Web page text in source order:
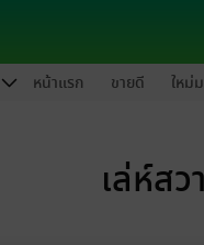
หน้าแรก ขายดี ใหม่
เล่ห์ส